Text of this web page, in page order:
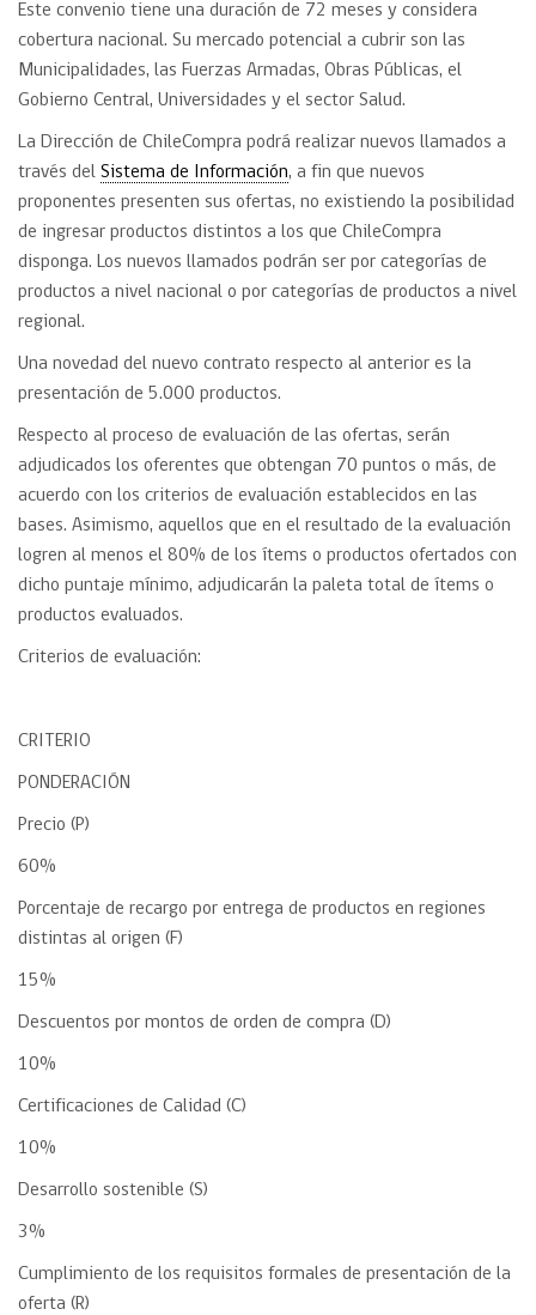
Este convenio tiene una duración de 72 meses y considera
cobertura nacional. Su mercado potencial a cubrir son las
Municipalidades, las Fuerzas Armadas, Obras Públicas, el
Gobierno Central, Universidades y el sector Salud.
La Dirección de ChileCompra podrá realizar nuevos llamados a
través del Sistema de Información, a fin que nuevos
proponentes presenten sus ofertas, no existiendo la posibilidad
de ingresar productos distintos a los que ChileCompra
disponga. Los nuevos llamados podrán ser por categorías de
productos a nivel nacional o por categorías de productos a nivel
regional.
Una novedad del nuevo contrato respecto al anterior es la
presentación de 5.000 productos.
Respecto al proceso de evaluación de las ofertas, serán
adjudicados los oferentes que obtengan 70 puntos o más, de
acuerdo con los criterios de evaluación establecidos en las
bases. Asimismo, aquellos que en el resultado de la evaluación
logren al menos el 80% de los ítems o productos ofertados con
dicho puntaje mínimo, adjudicarán la paleta total de ítems o
productos evaluados.
Criterios de evaluación:
CRITERIO
PONDERACIÓN
Precio (P)
60%
Porcentaje de recargo por entrega de productos en regiones
distintas al origen (F)
15%
Descuentos por montos de orden de compra (D)
10%
Certificaciones de Calidad (C)
10%
Desarrollo sostenible (S)
3%
Cumplimiento de los requisitos formales de presentación de la
oferta (R)